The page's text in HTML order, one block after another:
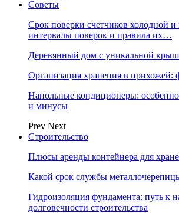
Советы
Срок поверки счетчиков холодной и
интервалы поверок и правила их…
Деревянный дом с уникальной
Организация хранения в прихожей:
Напольные кондиционеры:
и минусы
Prev Next
Строительство
Плюсы аренды контейнера для
Какой срок службы
Гидроизоляция фундамента: путь к
долговечности строительства